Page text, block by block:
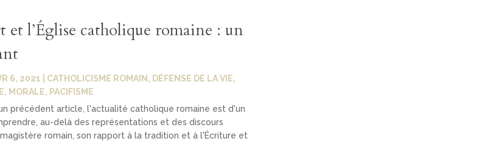
et l’Église catholique romaine : un
6, 2021 CATHOLICISME ROMAIN , DÉFENSE DE LA VIE,
, MORALE, PACIFISME
précédent article, l'actualité catholique romaine est d'un
au-delà des représentations et des discours
romain, son rapport à la tradition et à l'Écriture et